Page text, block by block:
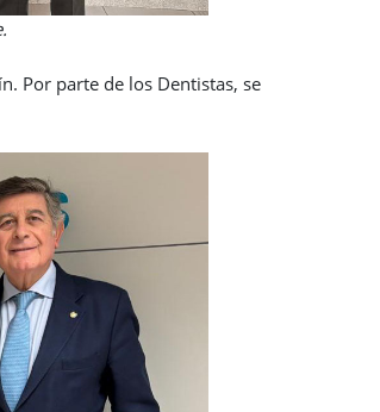
Por parte de los Dentistas, se